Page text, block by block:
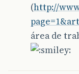
(http://
área de